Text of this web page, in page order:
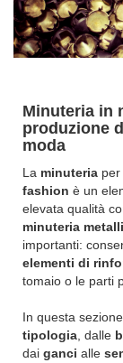
Minuteria in
produzione
moda
La minuteria
fashion è un
elevata qualità
minuteria
importanti:
elementi di
tomaio o le parti
In questa
tipologia , dalle
dai ganci alle